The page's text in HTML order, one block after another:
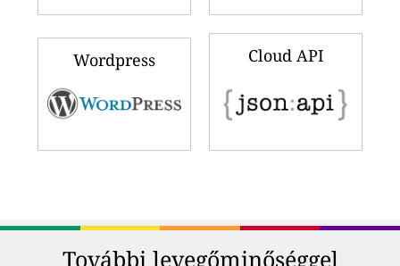
Wordpress Cloud API
További levegőminőséggel